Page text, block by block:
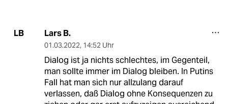
LB Lars B.
01.03.2022, 14:52 Uhr
Dialog ist ja nichts schlechtes, im Gegenteil,
man sollte immer im Dialog bleiben. In Putins
Fall hat man sich nur allzulang darauf
verlassen, daß Dialog ohne Konsequenzen zu